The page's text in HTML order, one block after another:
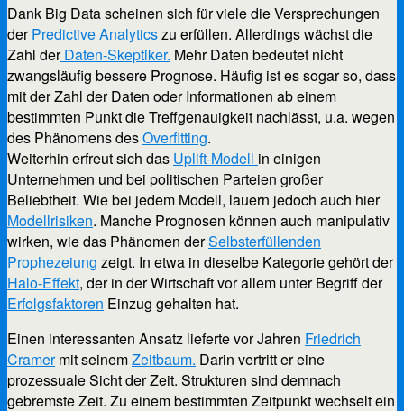
Dank Big Data scheinen sich für viele die Versprechungen
derPredictive Analyticszu erfüllen. Allerdings wächst die
Zahl derDaten-Skeptiker. Mehr Daten bedeutet nicht
zwangsläufig bessere Prognose. Häufig ist es sogar so, dass
mit der Zahl der Daten oder Informationen ab einem
bestimmten Punkt die Treffgenauigkeit nachlässt, u.a. wegen
des Phänomens desOverfitting.
Weiterhin erfreut sich das Uplift-Modell in einigen
Unternehmen und bei politischen Parteien großer
Beliebtheit. Wie bei jedem Modell, lauern jedoch auch hier
Modellrisiken. Manche Prognosen können auch manipulativ
wirken, wie das Phänomen derSelbsterfüllenden
Prophezeiung zeigt. In etwa in dieselbe Kategorie gehört der
Halo-Effekt, der in der Wirtschaft vor allem unter Begriff der
Erfolgsfaktoren Einzug gehalten hat.
Einen interessanten Ansatz lieferte vor Jahren Friedrich
Cramermit seinemZeitbaum. Darin vertritt er eine
prozessuale Sicht der Zeit. Strukturen sind demnach
gebremste Zeit. Zu einem bestimmten Zeitpunkt wechselt ein